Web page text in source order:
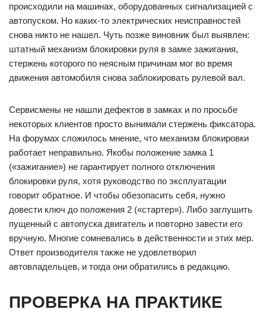
происходили на машинах, оборудованных сигнализацией с
автопуском. Но каких-то электрических неисправностей
снова никто не нашел. Чуть позже виновник был выявлен:
штатный механизм блокировки руля в замке зажигания,
стержень которого по неясным причинам мог во время
движения автомобиля снова заблокировать рулевой вал.
Сервисмены не нашли дефектов в замках и по просьбе
некоторых клиентов просто вынимали стержень фиксатора.
На форумах сложилось мнение, что механизм блокировки
работает неправильно. Якобы положение замка 1
(«зажигание») не гарантирует полного отключения
блокировки руля, хотя руководство по эксплуатации
говорит обратное. И чтобы обезопасить себя, нужно
довести ключ до положения 2 («стартер»). Либо заглушить
пущенный с автопуска двигатель и повторно завести его
вручную. Многие сомневались в действенности и этих мер.
Ответ производителя также не удовлетворил
автовладельцев, и тогда они обратились в редакцию.
ПРОВЕРКА НА ПРАКТИКЕ